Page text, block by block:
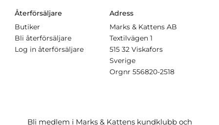
Återförsäljare
Butiker
Bli återförsäljare
Log in återförsäljare
Adress
Marks & Kattens AB
Textilvägen 1
515 32 Viskafors
Sverige
Orgnr 556820-2518
Bli medlem i Marks & Kattens kundklubb och